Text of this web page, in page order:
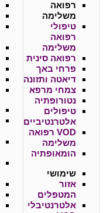
רפואה
משלימה
טיפולי
רפואה
משלימה
רפואה סינית
פרחי באך
דיאטה ותזונה
צמחי מרפא
נטורופתיה
טיפולים
אלטרנטיביים
VOD רפואה
משלימה
הומאופתיה
שימושי
אזור
המטפלים
אלטרנטיבלי